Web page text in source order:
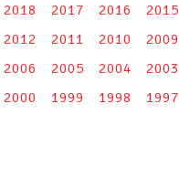
2018 2017 2016 2015
2012 2011 2010 2009
2006 2005 2004 2003
2000 1999 1998 1997